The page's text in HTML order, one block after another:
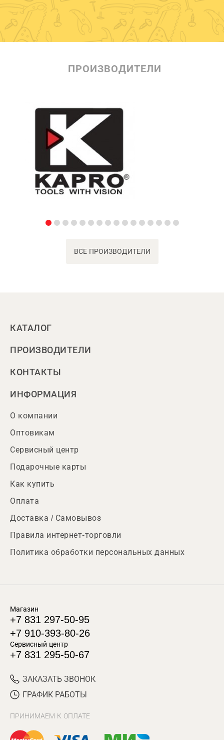
ПРОИЗВОДИТЕЛИ
ВСЕ ПРОИЗВОДИТЕЛИ
КАТАЛОГ
ПРОИЗВОДИТЕЛИ
КОНТАКТЫ
ИНФОРМАЦИЯ
О компании
Оптовикам
Сервисный центр
Подарочные карты
Как купить
Оплата
Доставка / Самовывоз
Правила интернет-торговли
Политика обработки персональных данных
Магазин
+7 831 297-50-95
+7 910-393-80-26
Сервисный центр
+7 831 295-50-67
ЗАКАЗАТЬ ЗВОНОК
ГРАФИК РАБОТЫ
ПРИНИМАЕМ К ОПЛАТЕ